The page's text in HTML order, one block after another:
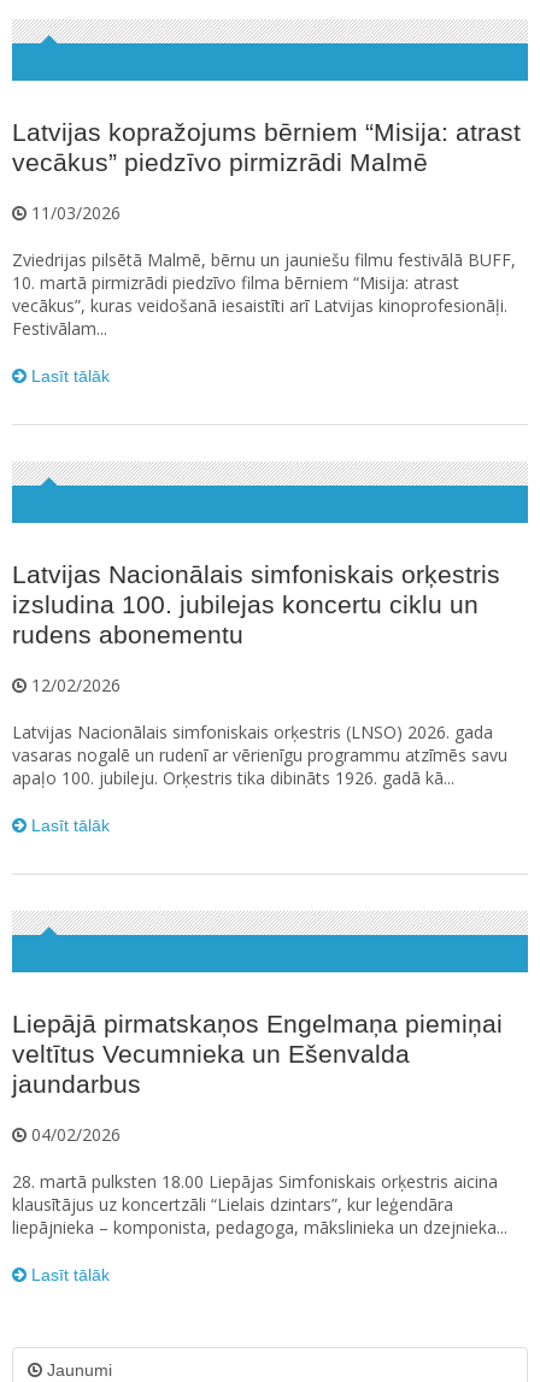
Latvijas kopražojums bērniem “Misija: atrast
vecākus” piedzīvo pirmizrādi Malmē
11/03/2026
Zviedrijas pilsētā Malmē, bērnu un jauniešu filmu festivālā BUFF,
10. martā pirmizrādi piedzīvo filma bērniem “Misija: atrast
vecākus”, kuras veidošanā iesaistīti arī Latvijas kinoprofesionāļi.
Festivālam...
Lasīt tālāk
Latvijas Nacionālais simfoniskais orķestris
izsludina 100. jubilejas koncertu ciklu un
rudens abonementu
12/02/2026
Latvijas Nacionālais simfoniskais orķestris (LNSO) 2026. gada
vasaras nogalē un rudenī ar vērienīgu programmu atzīmēs savu
apaļo 100. jubileju. Orķestris tika dibināts 1926. gadā kā...
Lasīt tālāk
Liepājā pirmatskaņos Engelmaņa piemiņai
veltītus Vecumnieka un Ešenvalda
jaundarbus
04/02/2026
28. martā pulksten 18.00 Liepājas Simfoniskais orķestris aicina
klausītājus uz koncertzāli “Lielais dzintars”, kur leģendāra
liepājnieka – komponista, pedagoga, mākslinieka un dzejnieka...
Lasīt tālāk
Jaunumi